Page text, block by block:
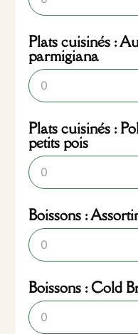
Plats cuisinés :
parmigiana
Plats cuisinés :
petits pois
Boissons :
Boissons : Cold